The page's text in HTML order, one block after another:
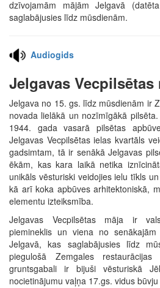
dzīvojamām mājām Jelgavā
saglabājusies līdz mūsdienām.
Audiogids
Jelgavas Vecpilsētas
Jelgava no 15. gs. līdz mūsdienām ir
novada lielākā un nozīmīgākā
1944. gada vasarā pilsētas
Jelgavas Vecpilsētas ielas kvartāls
gadsimtam, tā ir senākā Jelgavas
ēkām, kas kara laikā netika
unikāls vēsturiski veidojies ielu tīkls
kā arī koka apbūves arhitektoniskā,
elementu izteiksmība.
Jelgavas Vecpilsētas māja ir
piemineklis un viena no
Jelgavā, kas saglabājusies līdz
piegulošā Zemgales
gruntsgabali ir bijuši vēsturiskā
nocietinājumu vaļņa 17.gs. vidus